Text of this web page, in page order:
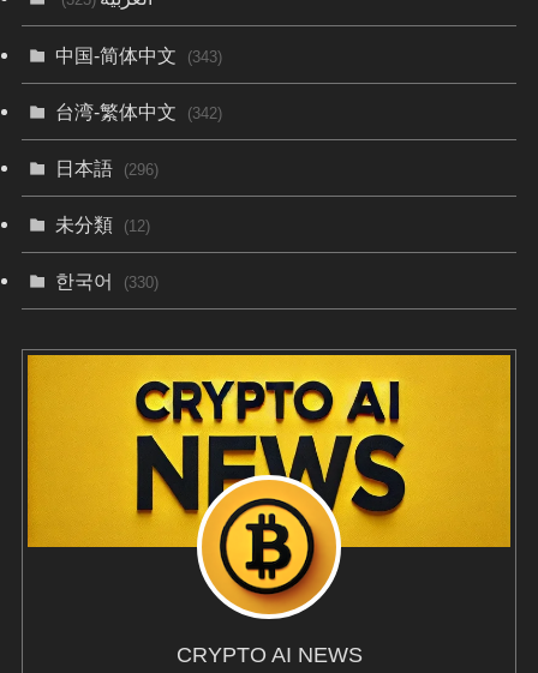
中国-简体中文 (343)
台湾-繁体中文 (342)
日本語 (296)
未分類 (12)
한국어 (330)
CRYPTO AI NEWS